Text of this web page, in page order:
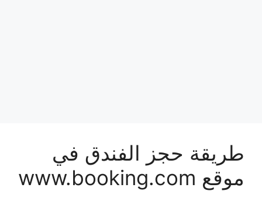
طريقة حجز الفندق في
موقع www.booking.com